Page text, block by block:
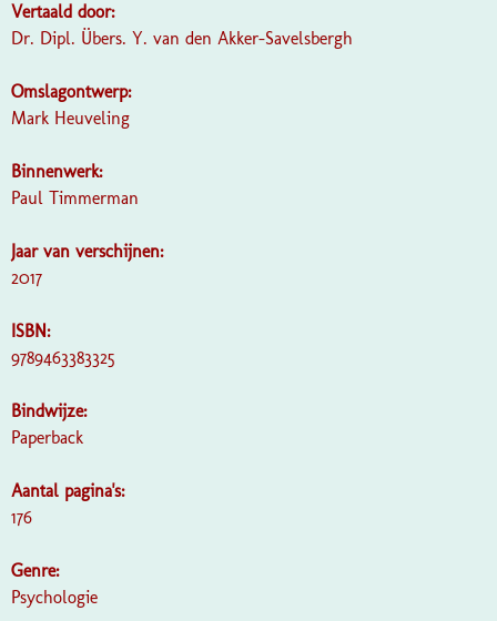
Vertaald door:
Dr. Dipl. Übers. Y. van den Akker-Savelsbergh
Omslagontwerp:
Mark Heuveling
Binnenwerk:
Paul Timmerman
Jaar van verschijnen:
2017
ISBN:
9789463383325
Bindwijze:
Paperback
Aantal pagina's:
176
Genre:
Psychologie